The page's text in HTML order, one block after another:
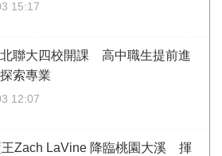
15:17
聯大四校開課 高中職生提前進
索專業
12:07
王Zach LaVine 降臨桃園大溪 揮